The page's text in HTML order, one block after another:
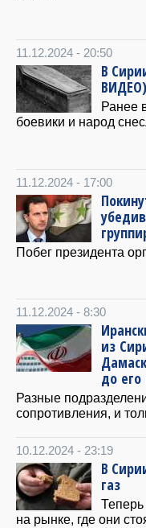
11.12.2024 - 20:50
В
ВИДЕО)
Ранее
боевики и народ
11.12.2024 - 17:00
Побег президента
11.12.2024 - 8:30
из
до
Разные
сопротивления, и
10.12.2024 - 23:19
В
газ
на рынке, где они